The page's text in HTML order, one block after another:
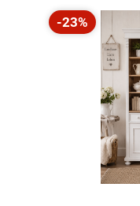
Rabatt
-23%